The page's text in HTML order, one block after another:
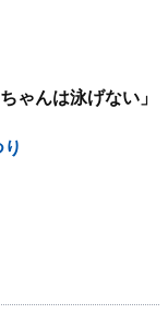
ゃんは泳げない」